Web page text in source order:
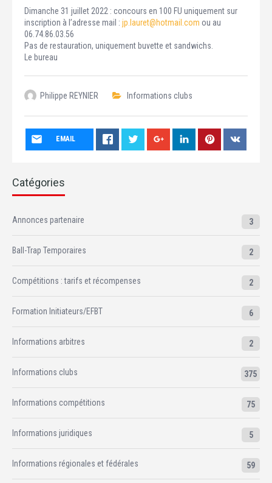
Dimanche 31 juillet 2022 : concours en 100 FU uniquement sur
inscription à l’adresse mail : jp.lauret@hotmail.com ou au
06.74.86.03.56
Pas de restauration, uniquement buvette et sandwichs.
Le bureau
Philippe REYNIER Informations clubs
EMAIL
Catégories
Annonces partenaire 3
Ball-Trap Temporaires 2
Compétitions : tarifs et récompenses 2
Formation Initiateurs/EFBT 6
Informations arbitres 2
Informations clubs 375
Informations compétitions 75
Informations juridiques 5
Informations régionales et fédérales 59